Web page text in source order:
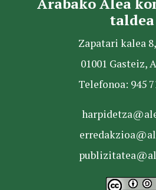
taldea
Zapatari kalea
01001 Gasteiz,
Telefonoa: 945